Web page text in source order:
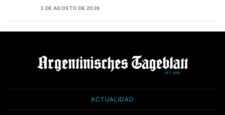
3 DE AGOSTO DE 2026
ACTUALIDAD